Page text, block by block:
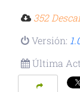
352
Versión:
Última